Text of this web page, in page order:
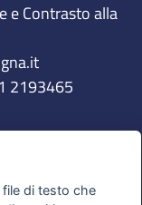
e Contrasto alla
2193465
di testo che